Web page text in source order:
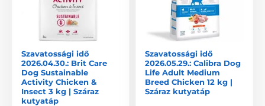
Szavatossági idő
2026.04.30.: Brit Care
Dog Sustainable
Activity Chicken &
Insect 3 kg | Száraz
kutyatáp
Szavatossági idő
2026.05.29.: Calibra Dog
Life Adult Medium
Breed Chicken 12 kg |
Száraz kutyatáp